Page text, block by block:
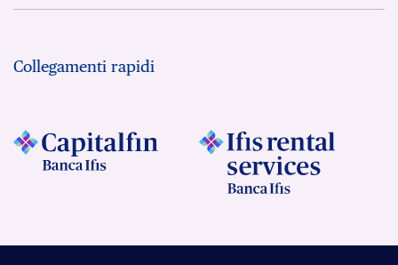
Collegamenti rapidi